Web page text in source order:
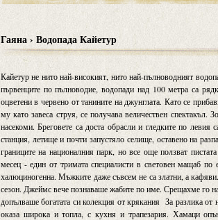
Гаяна › Водопада Кайетур
Кайетур не нито най-високият, нито най-пълноводният
първенците по пълноводие, водопади над 100 метра са
оцветени в червено от танините на джунглата. Като се
му като завеса струя, се получава величествен спектакъл.
насекоми. Бреговете са доста обрасли и гледките по
станция, летище и почти запустяло селище, оставено на
границите на националния парк, но все още ползват
месец - един от тримата специалисти в световен мащаб
халюциногенна. Мъжките даже съвсем не са златни, а
сезон. Джеймс вече познаваше жабите по име. Срещахме го
допълваше богатата си колекция от крякания За разлика
оказа широка и топла, с кухня и трапезария. Хамаци